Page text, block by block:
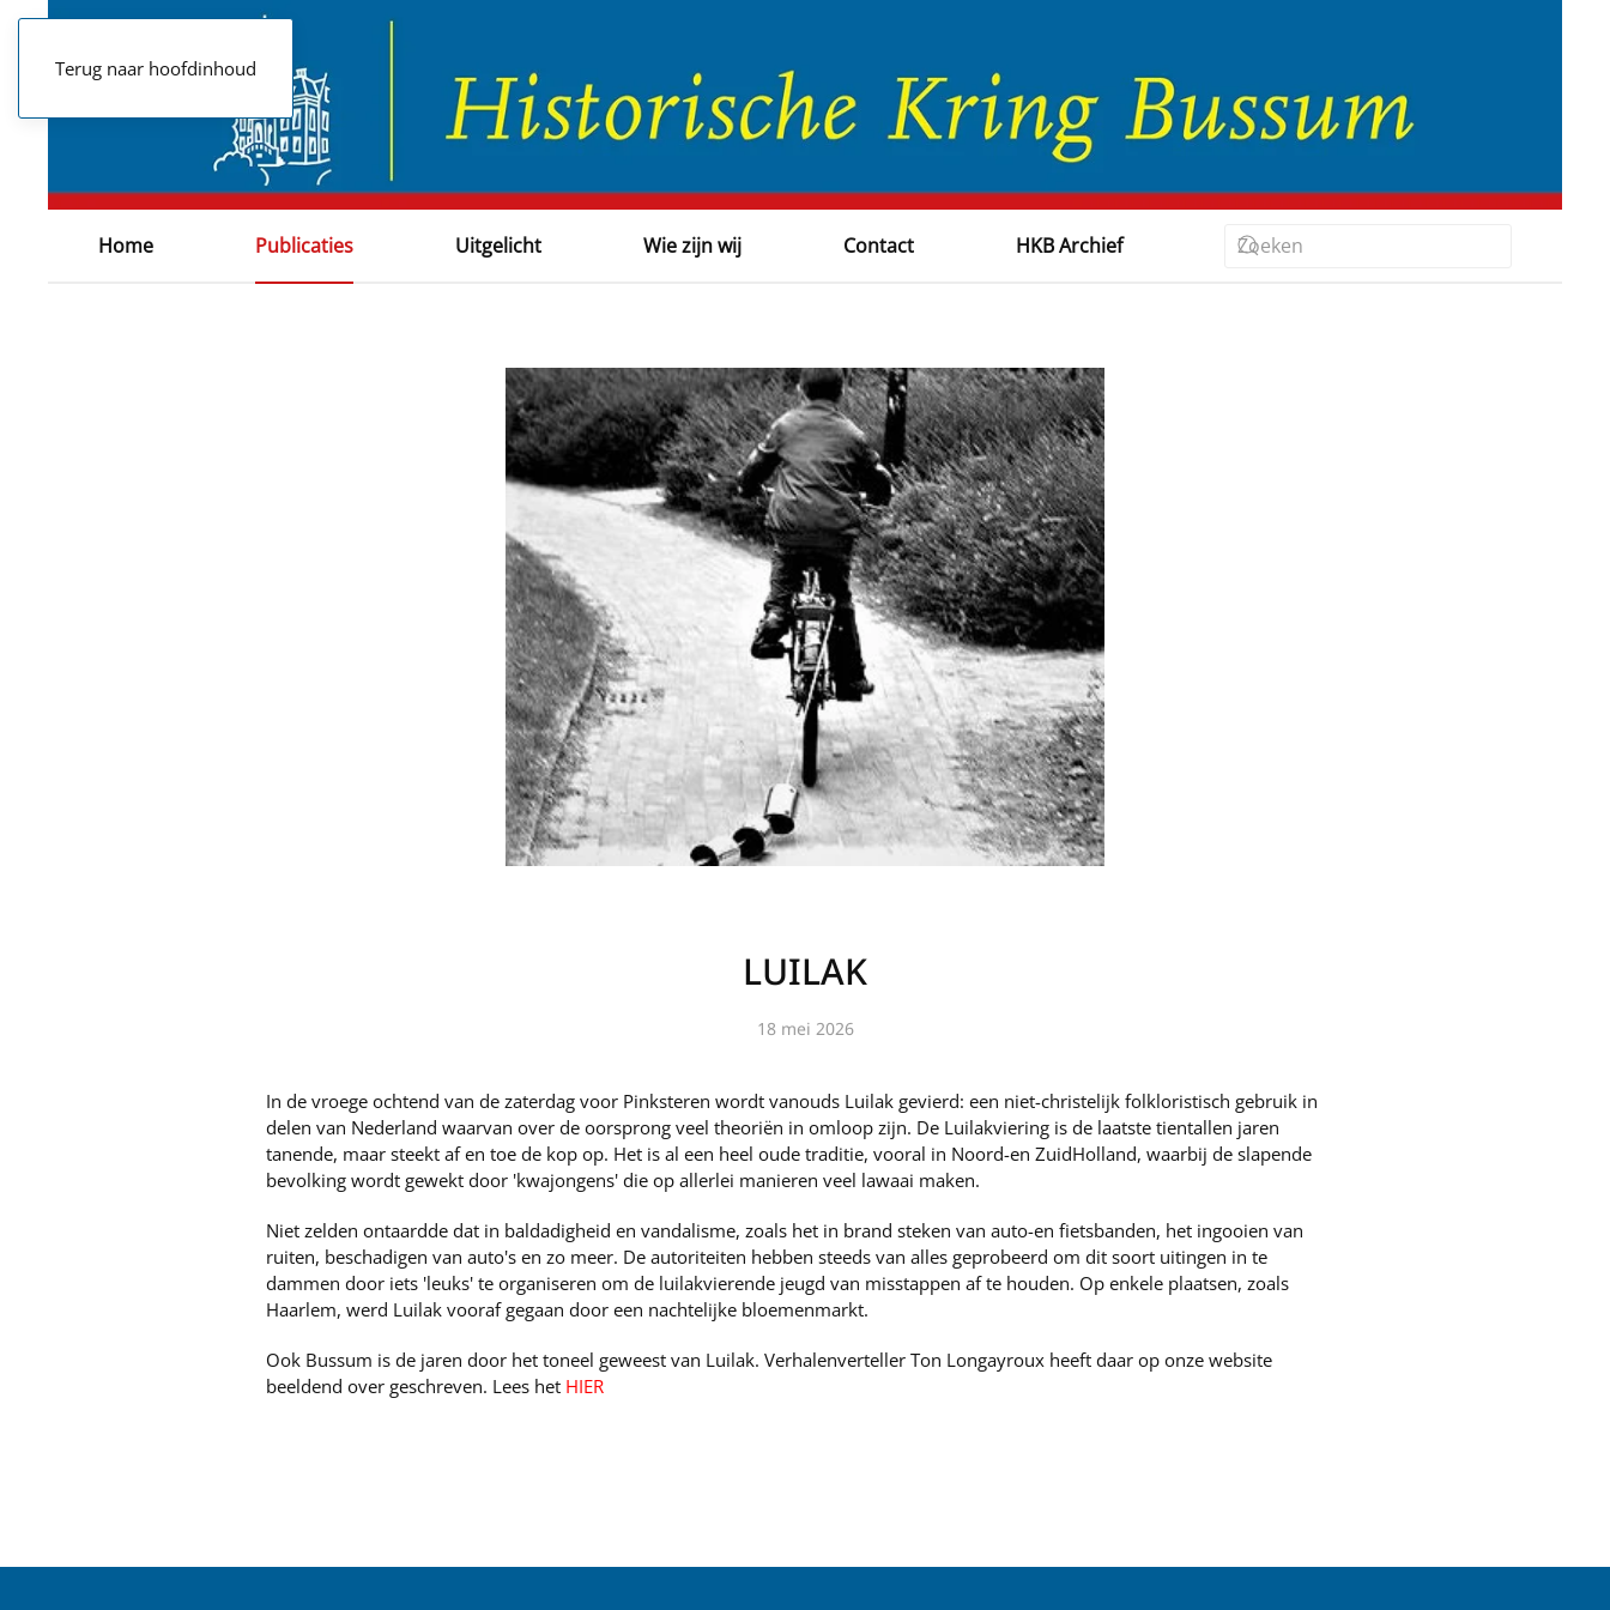
Terug naar hoofdinhoud
Home Publicaties Uitgelicht Wie zijn wij Contact HKB Archief
LUILAK
18 mei 2026
In de vroege ochtend van de zaterdag voor Pinksteren wordt vanouds Luilak gevierd: een niet-christelijk folkloristisch gebruik in
delen van Nederland waarvan over de oorsprong veel theoriën in omloop zijn. De Luilakviering is de laatste tientallen jaren
tanende, maar steekt af en toe de kop op. Het is al een heel oude traditie, vooral in Noord-en ZuidHolland, waarbij de slapende
bevolking wordt gewekt door 'kwajongens' die op allerlei manieren veel lawaai maken.
Niet zelden ontaardde dat in baldadigheid en vandalisme, zoals het in brand steken van auto-en fietsbanden, het ingooien van
ruiten, beschadigen van auto's en zo meer. De autoriteiten hebben steeds van alles geprobeerd om dit soort uitingen in te
dammen door iets 'leuks' te organiseren om de luilakvierende jeugd van misstappen af te houden. Op enkele plaatsen, zoals
Haarlem, werd Luilak vooraf gegaan door een nachtelijke bloemenmarkt.
Ook Bussum is de jaren door het toneel geweest van Luilak. Verhalenverteller Ton Longayroux heeft daar op onze website
beeldend over geschreven. Lees het HIER